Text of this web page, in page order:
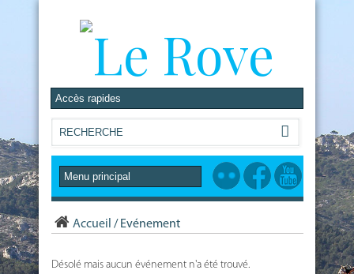
Accueil / Evénement
Désolé mais aucun événement n'a été trouvé.